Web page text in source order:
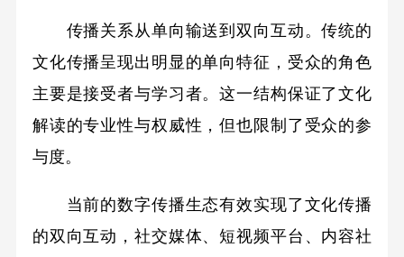
传播关系从单向输送到双向互动。传统的
文化传播呈现出明显的单向特征，受众的角色
主要是接受者与学习者。这一结构保证了文化
解读的专业性与权威性，但也限制了受众的参
与度。
当前的数字传播生态有效实现了文化传播
的双向互动，社交媒体、短视频平台、内容社